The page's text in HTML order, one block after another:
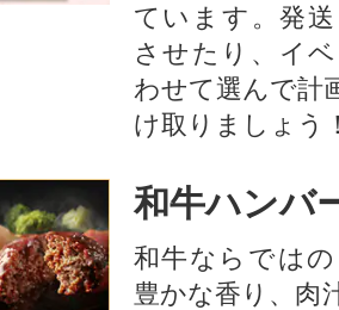
ています。発
させたり、イ
わせて選んで計
け取りましょう
和牛ハンバ
和牛ならでは
豊かな香り、肉